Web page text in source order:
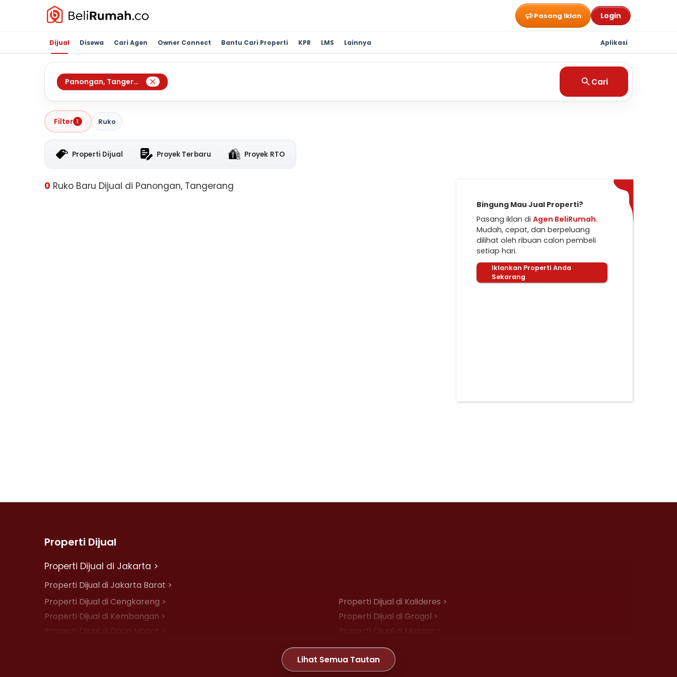
Pasang Iklan Login
Dijual Disewa Cari Agen Owner Connect Bantu Cari Properti KPR LMS Lainnya Aplikasi
Panongan, Tangerang Cari
Filter 1 Ruko
Properti Dijual Proyek Terbaru Proyek RTO
0 Ruko Baru Dijual di Panongan, Tangerang
Bingung Mau Jual Properti?
Pasang iklan di Agen BeliRumah.
Mudah, cepat, dan berpeluang
dilihat oleh ribuan calon pembeli
setiap hari.
Iklankan Properti Anda
Sekarang
Properti Dijual
Properti Dijual di Jakarta >
Properti Dijual di Jakarta Barat >
Properti Dijual di Cengkareng >
Properti Dijual di Kalideres >
Properti Dijual di Kembangan >
Properti Dijual di Grogol >
Properti Dijual di Daan Mogot >
Properti Dijual di Meruya >
Properti Dijual di Joglo >
Lihat Semua Tautan